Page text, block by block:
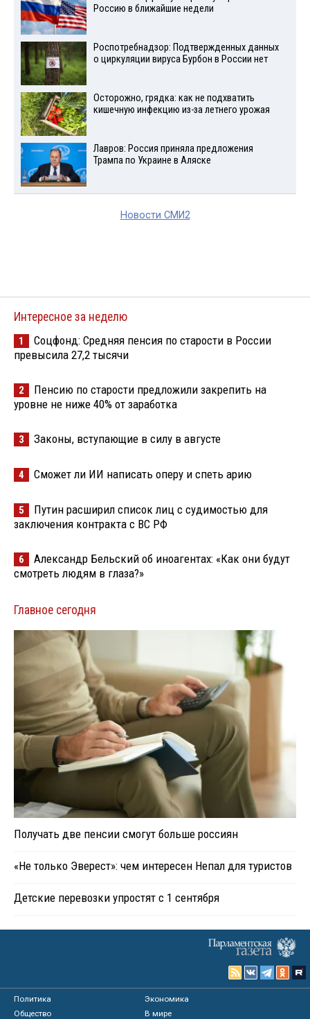
Россию в ближайшие недели
Роспотребнадзор: Подтвержденных данных
о циркуляции вируса Бурбон в России нет
Осторожно, грядка: как не подхватить
кишечную инфекцию из-за летнего урожая
Лавров: Россия приняла предложения
Трампа по Украине в Аляске
Новости СМИ2
Интересное за неделю
1
Соцфонд: Средняя пенсия по старости в России
превысила 27,2 тысячи
2
Пенсию по старости предложили закрепить на
уровне не ниже 40% от заработка
3 Законы, вступающие в силу в августе
4 Сможет ли ИИ написать оперу и спеть арию
5
Путин расширил список лиц с судимостью для
заключения контракта с ВС РФ
6
Александр Бельский об иноагентах: «Как они будут
смотреть людям в глаза?»
Главное сегодня
Получать две пенсии смогут больше россиян
«Не только Эверест»: чем интересен Непал для туристов
Детские перевозки упростят с 1 сентября
Политика
Экономика
Общество
В мире